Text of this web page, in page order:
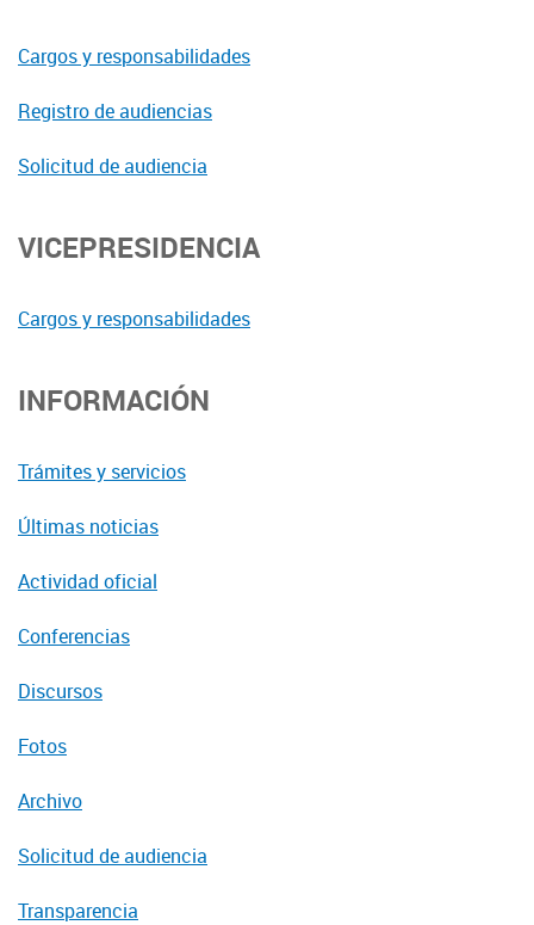
Cargos y responsabilidades
Registro de audiencias
Solicitud de audiencia
VICEPRESIDENCIA
Cargos y responsabilidades
INFORMACIÓN
Trámites y servicios
Últimas noticias
Actividad oficial
Conferencias
Discursos
Fotos
Archivo
Solicitud de audiencia
Transparencia